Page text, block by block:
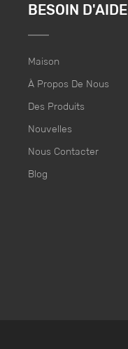
BESOIN D'AIDE
Maison
À Propos De Nous
Des Produits
Nouvelles
Nous Contacter
Blog